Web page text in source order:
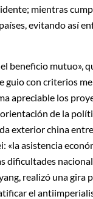
mientras
evitando así
beneficio mutuo»,
guio con criterios
apreciable los
de la
exterior china
«la asistencia
dificultades
realizó una gira
el